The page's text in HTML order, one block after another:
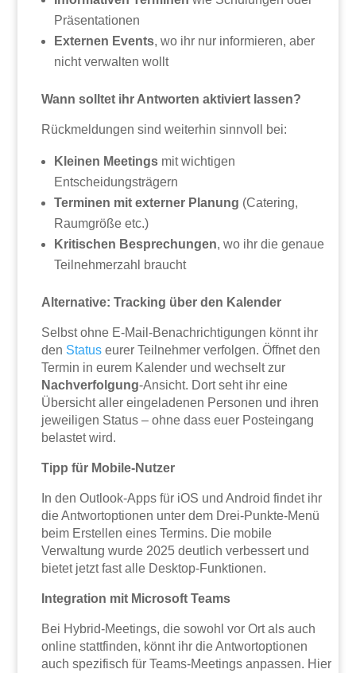
Präsentationen
Externen Events, wo ihr nur informieren, aber
nicht verwalten wollt
Wann solltet ihr Antworten aktiviert lassen?
Rückmeldungen sind weiterhin sinnvoll bei:
Kleinen Meetings mit wichtigen
Entscheidungsträgern
Terminen mit externer Planung (Catering,
Raumgröße etc.)
Kritischen Besprechungen, wo ihr die genaue
Teilnehmerzahl braucht
Alternative: Tracking über den Kalender
Selbst ohne E-Mail-Benachrichtigungen könnt ihr
den Status eurer Teilnehmer verfolgen. Öffnet den
Termin in eurem Kalender und wechselt zur
Nachverfolgung-Ansicht. Dort seht ihr eine
Übersicht aller eingeladenen Personen und ihren
jeweiligen Status – ohne dass euer Posteingang
belastet wird.
Tipp für Mobile-Nutzer
In den Outlook-Apps für iOS und Android findet ihr
die Antwortoptionen unter dem Drei-Punkte-Menü
beim Erstellen eines Termins. Die mobile
Verwaltung wurde 2025 deutlich verbessert und
bietet jetzt fast alle Desktop-Funktionen.
Integration mit Microsoft Teams
Bei Hybrid-Meetings, die sowohl vor Ort als auch
online stattfinden, könnt ihr die Antwortoptionen
auch spezifisch für Teams-Meetings anpassen. Hier